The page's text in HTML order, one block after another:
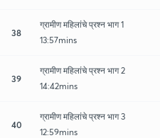
38
ग्रामीण महिलांचे प्रश्न भाग 1
13:57mins
39
ग्रामीण महिलांचे प्रश्न भाग 2
14:42mins
40
ग्रामीण महिलांचे प्रश्न भाग 3
12:59mins